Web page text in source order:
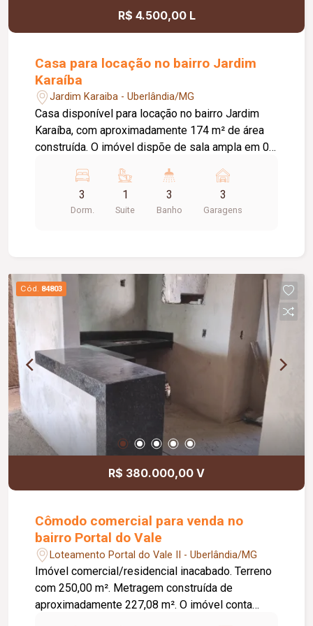
R$ 4.500,00 L
Casa para locação no bairro Jardim
Karaíba
Jardim Karaiba - Uberlândia/MG
Casa disponível para locação no bairro Jardim
Karaíba, com aproximadamente 174 m² de área
construída. O imóvel dispõe de sala ampla em 02
01 suíte, banheiro social com armário, cozinha
americana planejada com armários, fogão
cooktop novo e forno, área de serviço e edícula
portão eletrônico e excelente distribuição dos
ambientes, proporcionando conforto e
3
Dorm.
1
Suite
3
Banho
3
Garagens
Cód. 84803
R$ 380.000,00 V
Cômodo comercial para venda no
bairro Portal do Vale
Loteamento Portal do Vale II - Uberlândia/MG
Imóvel comercial/residencial inacabado. Terreno
com 250,00 m². Metragem construída de
aproximadamente 227,08 m². O imóvel conta